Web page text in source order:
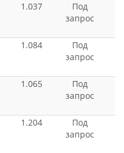
1.037
Под
запрос
1.084
Под
запрос
1.065
Под
запрос
1.204
Под
запрос